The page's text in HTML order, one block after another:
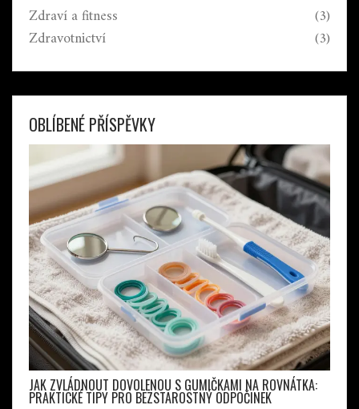
Zdraví a fitness (3)
Zdravotnictví (3)
OBLÍBENÉ PŘÍSPĚVKY
JAK ZVLÁDNOUT DOVOLENOU S GUMIČKAMI NA ROVNÁTKA:
PRAKTICKÉ TIPY PRO BEZSTAROSTNÝ ODPOČINEK